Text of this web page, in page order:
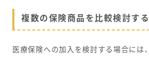
複数の保険商品を比較検討する
医療保険への加入を検討する場合には、